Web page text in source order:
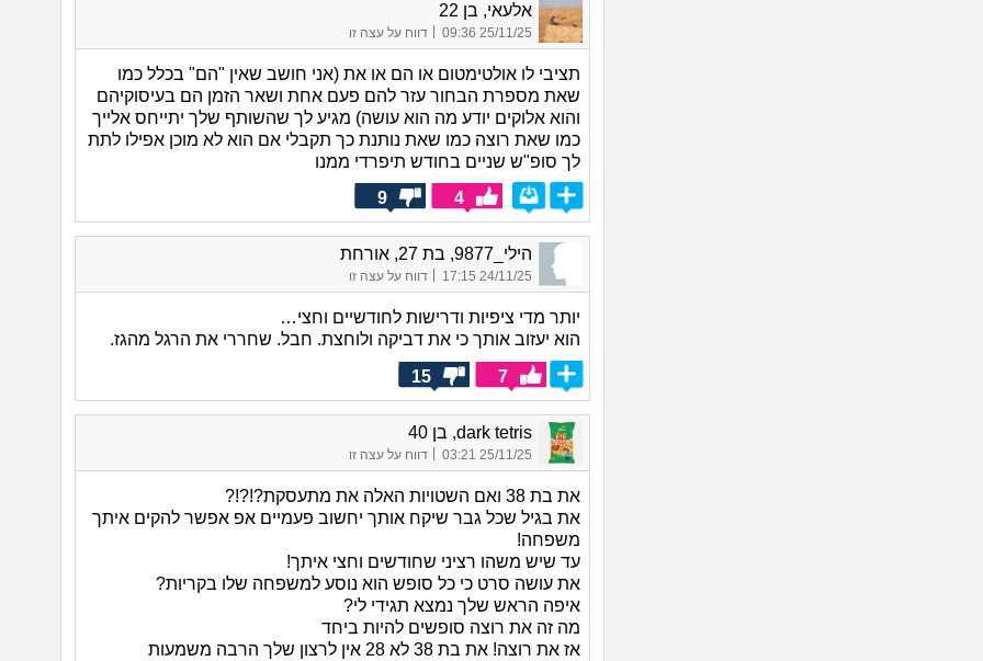
אלעאי, בן 22
25/11/25 09:36 דווח על עצה זו
תציבי לו אולטימטום או הם או את (אני חושב שאין "הם" בכלל כמו
שאת מספרת הבחור עזר להם פעם אחת ושאר הזמן הם בעיסוקיהם
והוא אלוקים יודע מה הוא עושה) מגיע לך שהשותף שלך יתייחס אלייך
כמו שאת רוצה כמו שאת נותנת כך תקבלי אם הוא לא מוכן אפילו לתת
לך סופ"ש שניים בחודש תיפרדי ממנו
4
9
הילי_9877, בת 27, אורחת
24/11/25 17:15 דווח על עצה זו
יותר מדי ציפיות ודרישות לחודשיים וחצי…
הוא יעזוב אותך כי את דביקה ולוחצת. חבל. שחררי את הרגל מהגז.
7
15
dark tetris, בן 40
25/11/25 03:21
| דווח על עצה זו
את בת 38 ואם השטויות האלה את מתעסקת?!?!?
את בגיל שכל גבר שיקח אותך יחשוב פעמיים אפ אפשר להקים איתך
משפחה!
עד שיש משהו רציני שחודשים וחצי איתך!
את עושה סרט כי כל סופש הוא נוסע למשפחה שלו בקריות?
איפה הראש שלך נמצא תגידי לי?
מה זה את רוצה סופשים להיות ביחד
אז את רוצה! את בת 38 לא 28 אין לרצון שלך הרבה משמעות